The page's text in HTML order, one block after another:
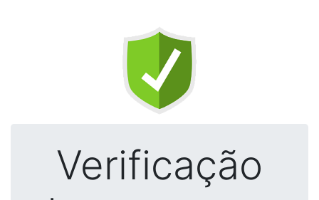
Verificação